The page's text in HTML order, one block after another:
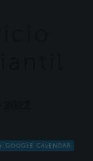
GOOGLE CALENDAR